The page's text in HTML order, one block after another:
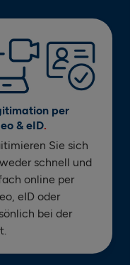
per
& eID
Sie sich
schnell und
online per
eID oder
bei der